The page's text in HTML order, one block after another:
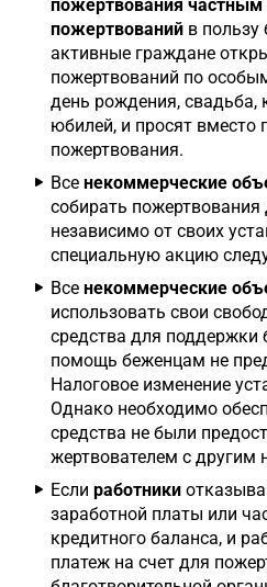
пожертвования
пожертвований в пользу
активные граждане
пожертвований по
день рождения, свадьба,
юбилей, и просят вместо
пожертвования.
Все некоммерческие
собирать
независимо от своих
специальную акцию
Все некоммерческие
использовать свои
средства для поддержки
помощь беженцам не
Налоговое изменение
Однако необходимо
средства не были
жертвователем с другим
Если работники
заработной платы или
кредитного баланса, и
платеж на счет для